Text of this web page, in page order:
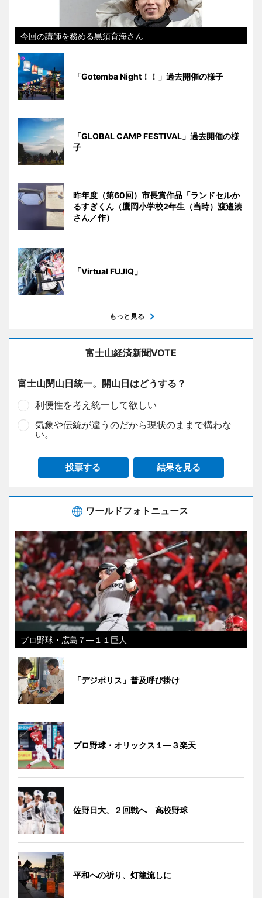
今回の講師を務める黒須育海さん
「Gotemba Night！！」過去開催の様子
「GLOBAL CAMP FESTIVAL」過去開催の様
子
昨年度（第60回）市長賞作品「ランドセルか
るすぎくん（鷹岡小学校2年生（当時）渡邉湊
さん／作）
「Virtual FUJIQ」
もっと見る
富士山経済新聞VOTE
富士山閉山日統一。開山日はどうする？
利便性を考え統一して欲しい
気象や伝統が違うのだから現状のままで構わな
い。
投票する 結果を見る
ワールドフォトニュース
プロ野球・広島７―１１巨人
「デジポリス」普及呼び掛け
プロ野球・オリックス１―３楽天
佐野日大、２回戦へ 高校野球
平和への祈り、灯籠流しに